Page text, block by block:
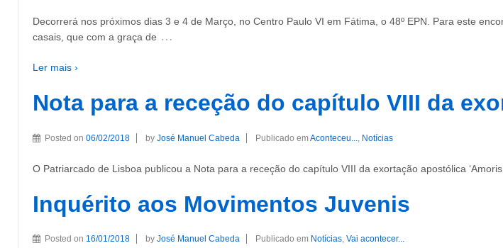
Decorrerá nos próximos dias 3 e 4 de Março, no Centro Paulo VI em Fátima, o 48º EPN. Para este
casais, que com a graça de …
Ler mais ›
Nota para a receção do capítulo VIII da
Posted on 06/02/2018 by José Manuel Cabeda Publicado emAconteceu... Notícias
O Patriarcado de Lisboa publicou a Nota para a receção do capítulo VIII da exortação apostólica ‘Amoris
Inquérito aos Movimentos Juvenis
Posted on 16/01/2018 by José Manuel Cabeda Publicado em Notícias, Vai acontecer...